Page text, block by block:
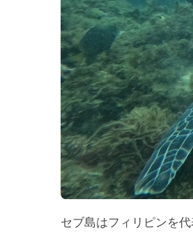
セブ島はフィリピンを